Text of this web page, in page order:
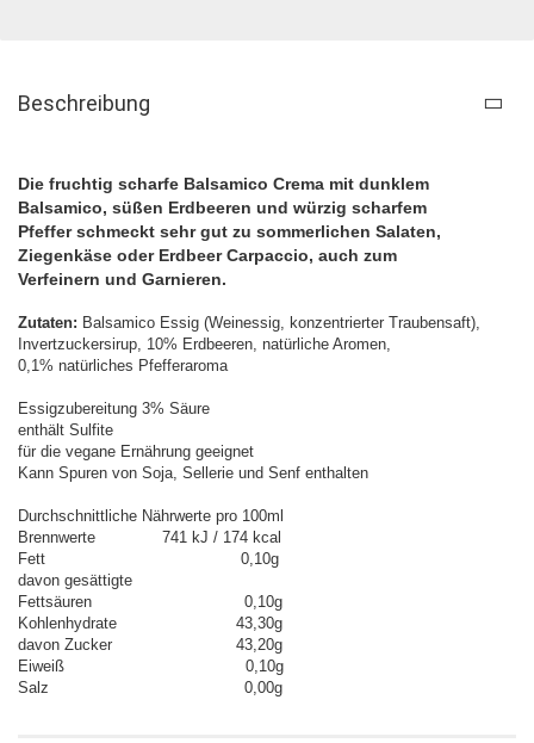
Beschreibung
Die fruchtig scharfe Balsamico Crema mit dunklem
Balsamico, süßen Erdbeeren und würzig scharfem
Pfeffer schmeckt sehr gut zu sommerlichen Salaten,
Ziegenkäse oder Erdbeer Carpaccio, auch zum
Verfeinern und Garnieren.
Zutaten: Balsamico Essig (Weinessig, konzentrierter Traubensaft),
Invertzuckersirup, 10% Erdbeeren, natürliche Aromen,
0,1% natürliches Pfefferaroma
Essigzubereitung 3% Säure
enthält Sulfite
für die vegane Ernährung geeignet
Kann Spuren von Soja, Sellerie und Senf enthalten
Durchschnittliche Nährwerte pro 100ml
Brennwerte 741 kJ / 174 kcal
Fett 0,10g
davon gesättigte
Fettsäuren 0,10g
Kohlenhydrate 43,30g
davon Zucker 43,20g
Eiweiß 0,10g
Salz 0,00g